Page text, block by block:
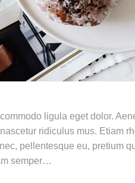
ligula eget dolor.
ridiculus mus. Etiam
pellentesque eu, pretium
semper…